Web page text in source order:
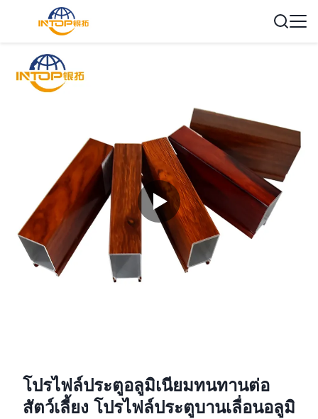
โปรไฟล์ประตูอลูมิเนียมทนทานต่อ
สัตว์เลี้ยง โปรไฟล์ประตูบานเลื่อนอลูมิ